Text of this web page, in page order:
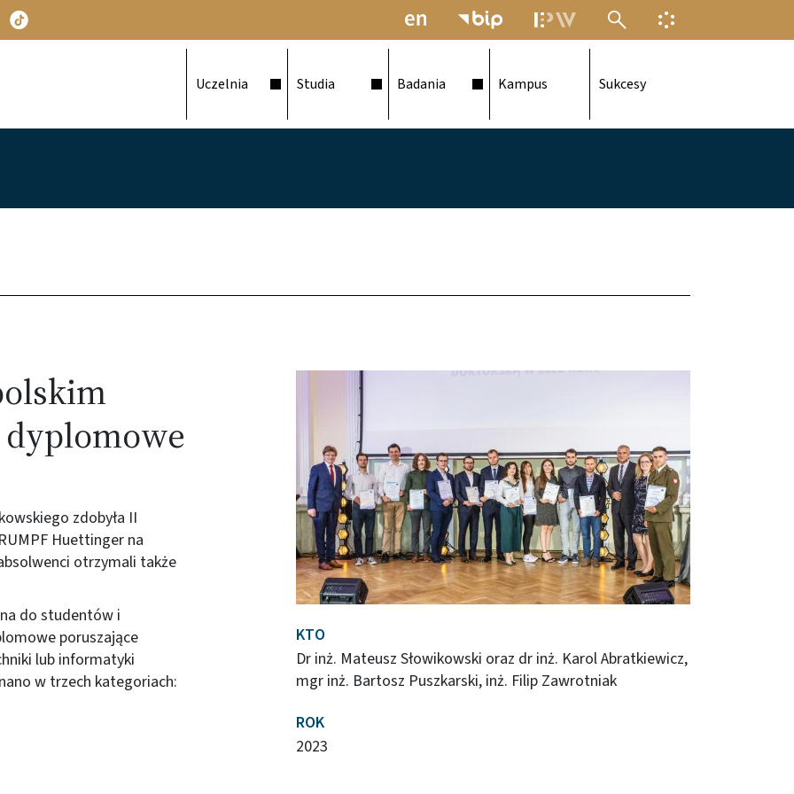
MENU ELEKTRONICZNEJINFORMACJA O
Uczelnia Studia Badania Kampus Sukcesy
zdobyła II
Huettinger na
otrzymali także
do studentów i
poruszające
lub informatyki
w trzech kategoriach:
KTO
Dr inż. Mateusz Słowikowski oraz dr inż. Karol Abratkiewicz,
mgr inż. Bartosz Puszkarski, inż. Filip Zawrotniak
ROK
2023